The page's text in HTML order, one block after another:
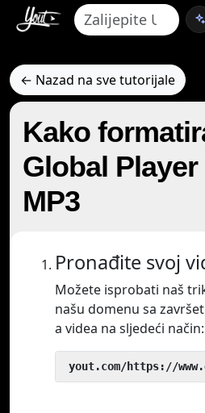
← Nazad na sve tutorijale
Kako
Global
MP3
Pronađite svoj
Možete isprobati naš
našu domenu sa
a videa na sljedeći način:
yout.com/https://